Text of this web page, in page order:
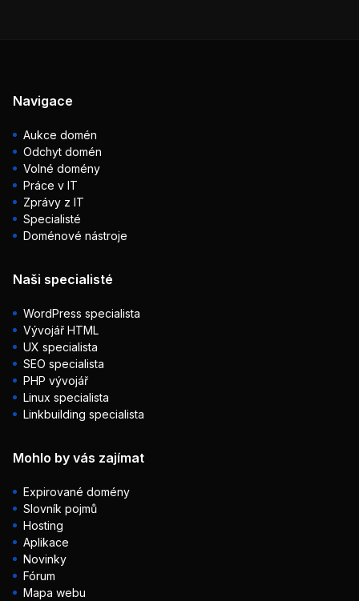
Navigace
Aukce domén
Odchyt domén
Volné domény
Práce v IT
Zprávy z IT
Specialisté
Doménové nástroje
Naši specialisté
WordPress specialista
Vývojář HTML
UX specialista
SEO specialista
PHP vývojář
Linux specialista
Linkbuilding specialista
Mohlo by vás zajímat
Expirované domény
Slovník pojmů
Hosting
Aplikace
Novinky
Fórum
Mapa webu